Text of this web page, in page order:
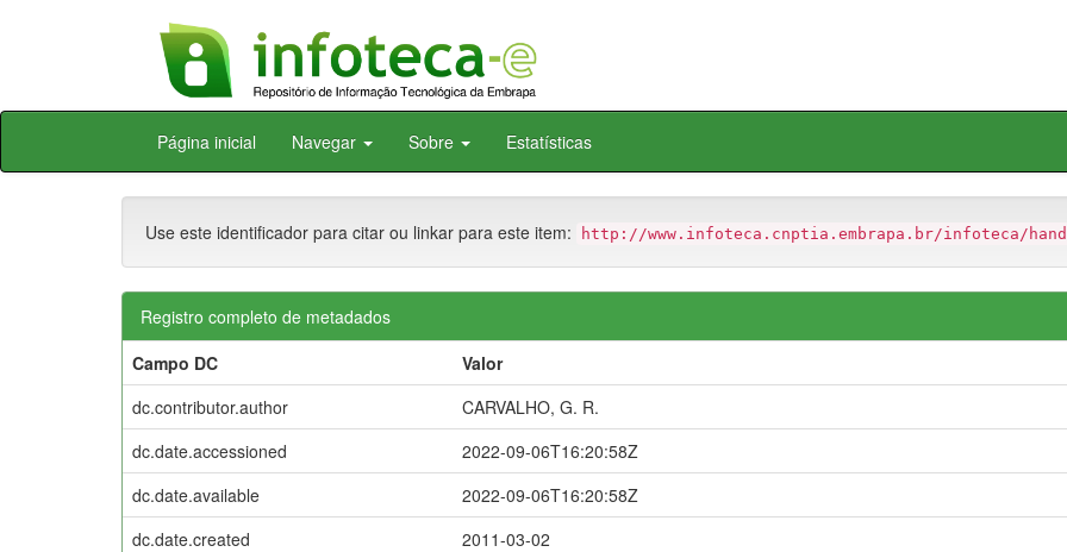
Skip
Página inicial Navegar Sobre Estatísticas
Use este identificador para citar ou linkar para este item: http://www.infoteca.cnptia.embrapa.br/infoteca/
Registro completo de metadados
Campo DC
Valor
dc.contributor.author
CARVALHO, G. R.
dc.date.accessioned
2022-09-06T16:20:58Z
dc.date.available
2022-09-06T16:20:58Z
dc.date.created
2011-03-02